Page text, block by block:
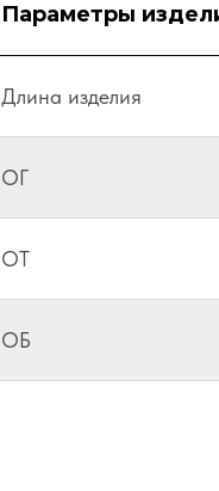
Параметры
Длина изделия
ОГ
ОТ
ОБ